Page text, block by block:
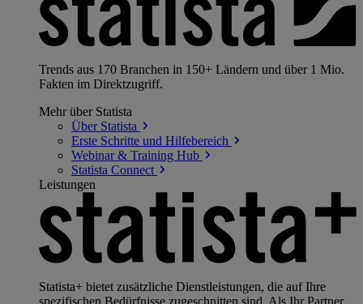
Trends aus 170 Branchen in 150+ Ländern und über 1 Mio.
Fakten im Direktzugriff.
Mehr über Statista
Über Statista
Erste Schritte und Hilfebereich
Webinar & Training Hub
Statista Connect
Leistungen
Statista+ bietet zusätzliche Dienstleistungen, die auf Ihre
spezifischen Bedürfnisse zugeschnitten sind. Als Ihr Partner